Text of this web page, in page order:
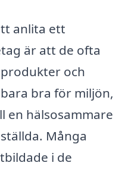
anlita ett
är att de ofta
och
bra för miljön,
en hälsosammare
Många
i de